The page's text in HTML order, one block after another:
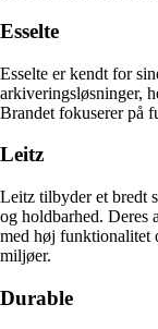
Esselte
Esselte er kendt for
arkiveringsløsninger,
Brandet fokuserer på
Leitz
Leitz tilbyder et bredt
og holdbarhed. Deres
med høj funktionalitet
miljøer.
Durable